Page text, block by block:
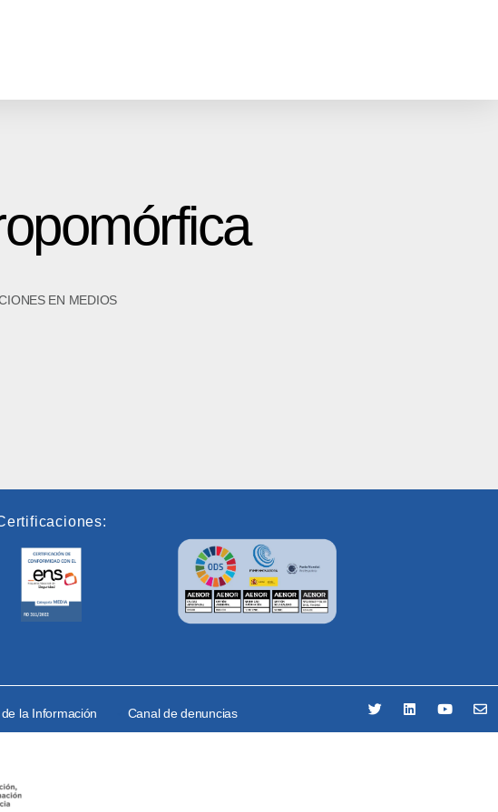
EN MEDIOS
la Información Canal de denuncias